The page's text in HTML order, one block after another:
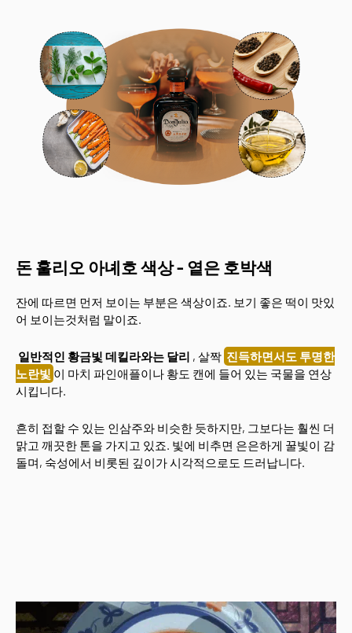
돈 훌리오 아녜호 색상 - 옅은 호박색
잔에 따르면 먼저 보이는 부분은 색상이죠. 보기 좋은 떡이 맛있
어 보이는것처럼 말이죠.
일반적인 황금빛 데킬라와는 달리 , 살짝 진득하면서도 투명한
노란빛 이 마치 파인애플이나 황도 캔에 들어 있는 국물을 연상
시킵니다.
흔히 접할 수 있는 인삼주와 비슷한 듯하지만, 그보다는 훨씬 더
맑고 깨끗한 톤을 가지고 있죠. 빛에 비추면 은은하게 꿀빛이 감
돌며, 숙성에서 비롯된 깊이가 시각적으로도 드러납니다.